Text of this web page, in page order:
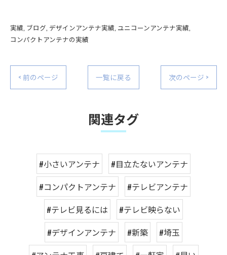
実績 ブログ デザインアンテナ実績 ユニコーンアンテナ実績
コンパクトアンテナの実績
< 前のページ 一覧に戻る 次のページ >
関連タグ
#小さいアンテナ
#目立たないアンテナ
#コンパクトアンテナ
#テレビアンテナ
#テレビ見るには
#テレビ映らない
#デザインアンテナ
#新築
#埼玉